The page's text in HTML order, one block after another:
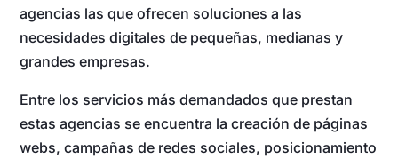
agencias las que ofrecen soluciones a las
necesidades digitales de pequeñas, medianas y
grandes empresas.
Entre los servicios más demandados que prestan
estas agencias se encuentra la creación de páginas
webs, campañas de redes sociales, posicionamiento